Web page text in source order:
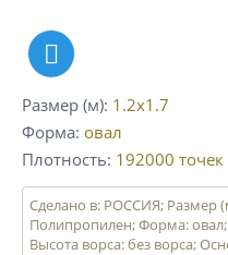
Размер (м) 1.2x1.7
Форма овал
Плотность 192000
Сделано в: РОССИЯ; Размер
Полипропилен; Форма:
Высота ворса: без ворса;